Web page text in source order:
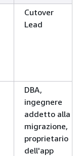
Cutover
Lead
DBA,
ingegnere
addetto alla
migrazione,
proprietario
dell'app